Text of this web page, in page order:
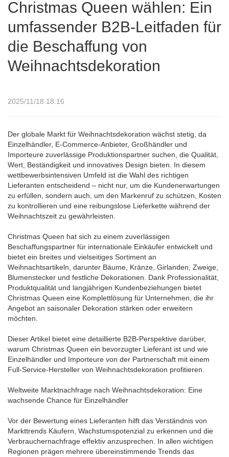
von Weihnachtsdekoration
Christmas Queen wählen: Ein
umfassender B2B-Leitfaden für
die Beschaffung von
Weihnachtsdekoration
2025/11/18 18:16
Der globale Markt für Weihnachtsdekoration wächst stetig, da
Einzelhändler, E-Commerce-Anbieter, Großhändler und
Importeure zuverlässige Produktionspartner suchen, die Qualität,
Wert, Beständigkeit und innovatives Design bieten. In diesem
wettbewerbsintensiven Umfeld ist die Wahl des richtigen
Lieferanten entscheidend – nicht nur, um die Kundenerwartungen
zu erfüllen, sondern auch, um den Markenruf zu schützen, Kosten
zu kontrollieren und eine reibungslose Lieferkette während der
Weihnachtszeit zu gewährleisten.
Christmas Queen hat sich zu einem zuverlässigen
Beschaffungspartner für internationale Einkäufer entwickelt und
bietet ein breites und vielseitiges Sortiment an
Weihnachtsartikeln, darunter Bäume, Kränze, Girlanden, Zweige,
Blumenstecker und festliche Dekorationen. Dank Professionalität,
Produktqualität und langjährigen Kundenbeziehungen bietet
Christmas Queen eine Komplettlösung für Unternehmen, die ihr
Angebot an saisonaler Dekoration stärken oder erweitern
möchten.
Dieser Artikel bietet eine detaillierte B2B-Perspektive darüber,
warum Christmas Queen ein bevorzugter Lieferant ist und wie
Einzelhändler und Importeure von der Partnerschaft mit einem
Full-Service-Hersteller von Weihnachtsdekoration profitieren.
Weltweite Marktnachfrage nach Weihnachtsdekoration: Eine
wachsende Chance für Einzelhändler
Vor der Bewertung eines Lieferanten hilft das Verständnis von
Markttrends Käufern, Wachstumspotenzial zu erkennen und die
Verbrauchernachfrage effektiv anzusprechen. In allen wichtigen
Regionen prägen mehrere übereinstimmende Trends das